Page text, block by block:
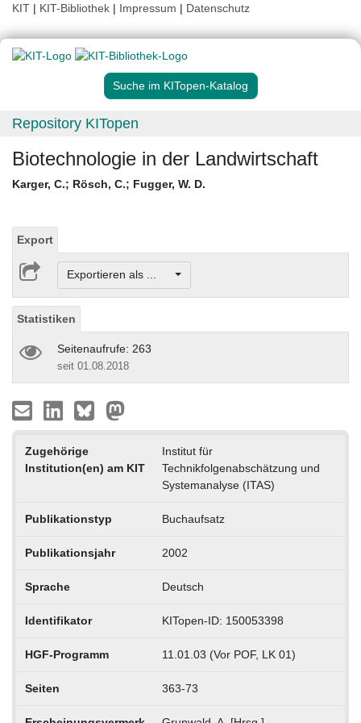
KIT | KIT-Bibliothek | Impressum | Datenschutz
Suche im KITopen-Katalog
Repository KITopen
Biotechnologie in der Landwirtschaft
Karger, C.; Rösch, C.; Fugger, W. D.
Export
Exportieren als ...
Statistiken
Seitenaufrufe: 263
seit 01.08.2018
Zugehörige
Institution(en) am KIT
Institut für
Technikfolgenabschätzung und
Systemanalyse (ITAS)
Publikationstyp Buchaufsatz
Publikationsjahr 2002
Sprache Deutsch
Identifikator KITopen-ID: 150053398
HGF-Programm 11.01.03 (Vor POF, LK 01)
Seiten 363-73